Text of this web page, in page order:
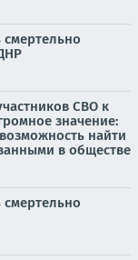
СВО к
значение:
найти
в обществе